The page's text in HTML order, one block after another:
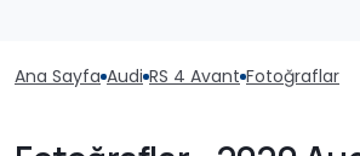
Ana Sayfa Audi RS 4 Avant Fotoğraflar